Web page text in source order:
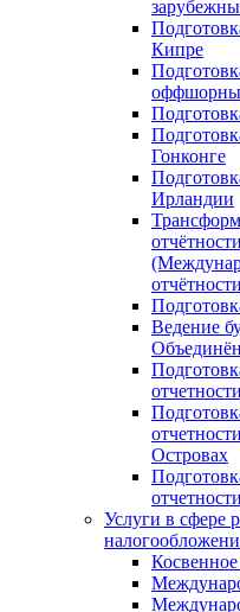
Кипре
Гонконге
Ирландии
Ведение
Островах
Услуги в сфере